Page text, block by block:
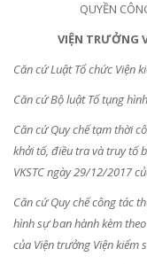
QUYỀN
VIỆN TRƯỞNG
Căn cứ Luật Tổ chức Viện
Căn cứ Bộ luật Tố tụng
Căn cứ Quy chế tạm thời
khởi tố, điều tra và truy tố
VKSTC ngày 29/12/2017
Căn cứ Quy chế công tác
hình sự ban hành kèm
của Viện trưởng Viện kiểm